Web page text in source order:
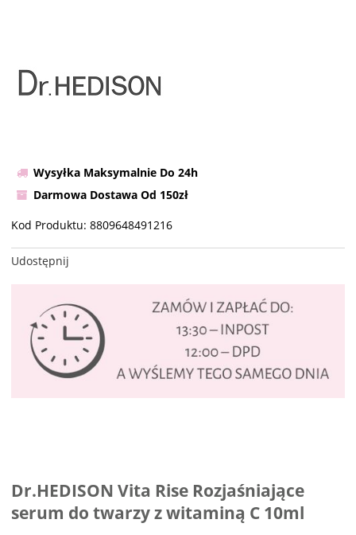
Wysyłka Maksymalnie Do 24h
Darmowa Dostawa Od 150zł
Kod Produktu: 8809648491216
Udostępnij
Dr.HEDISON Vita Rise Rozjaśniające
serum do twarzy z witaminą C 10ml